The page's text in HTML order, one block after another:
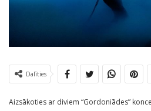
Dalīties
Aizsākoties ar diviem “Gordoniādes”